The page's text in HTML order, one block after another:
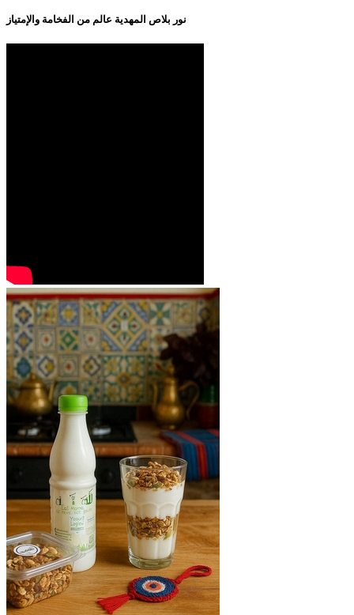
نور بلاص المهدية عالم من الفخامة والإمتياز